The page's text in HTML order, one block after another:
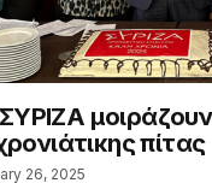
ΣΥΡΙΖΑ
πίτας
26, 2025